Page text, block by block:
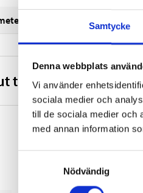
Samtycke
Denna webbplats
Vi använder
sociala medier och
till de sociala medier och
med annan information
Nödvändig
the manufacturer